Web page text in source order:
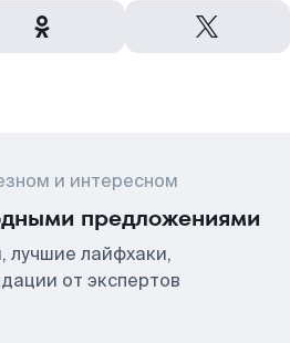
и интересном
предложениями
лучшие лайфхаки,
от экспертов